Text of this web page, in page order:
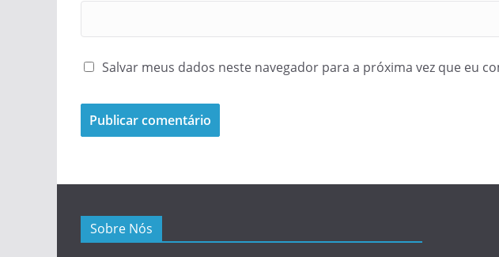
Salvar meus dados neste navegador para a próxima vez que eu
Sobre Nós